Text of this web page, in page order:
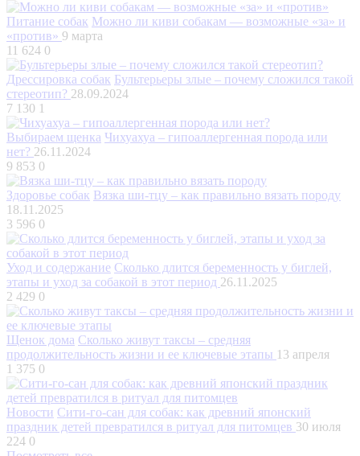
Питание собак Можно ли киви собакам — возможные «за» и
«против» 9 марта
11 624 0
Дрессировка собак Бультерьеры злые – почему сложился такой
стереотип? 28.09.2024
7 130 1
Выбираем щенка Чихуахуа – гипоаллергенная порода или
нет? 26.11.2024
9 853 0
Здоровье собак Вязка ши-тцу – как правильно вязать породу
18.11.2025
3 596 0
Уход и содержание Сколько длится беременность у биглей,
этапы и уход за собакой в этот период 26.11.2025
2 429 0
Щенок дома Сколько живут таксы – средняя
продолжительность жизни и ее ключевые этапы 13 апреля
1 375 0
Новости Сити-го-сан для собак: как древний японский
праздник детей превратился в ритуал для питомцев 30 июля
224 0